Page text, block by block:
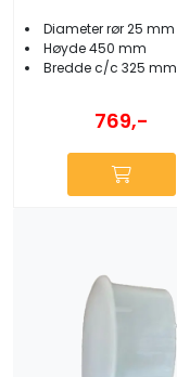
Diameter rør 25 mm
Høyde 450 mm
Bredde c/c 325 mm
769,-